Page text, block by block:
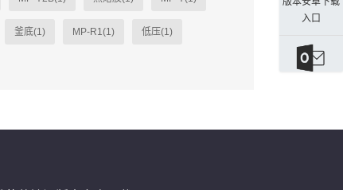
釜底(1) MP-R1(1) 低压(1)
入口